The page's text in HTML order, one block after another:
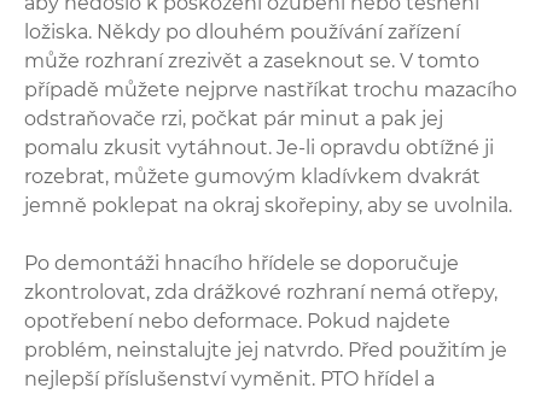
ložiska. Někdy po dlouhém používání zařízení
může rozhraní zrezivět a zaseknout se. V tomto
případě můžete nejprve nastříkat trochu mazacího
odstraňovače rzi, počkat pár minut a pak jej
pomalu zkusit vytáhnout. Je-li opravdu obtížné ji
rozebrat, můžete gumovým kladívkem dvakrát
jemně poklepat na okraj skořepiny, aby se uvolnila.
Po demontáži hnacího hřídele se doporučuje
zkontrolovat, zda drážkové rozhraní nemá otřepy,
opotřebení nebo deformace. Pokud najdete
problém, neinstalujte jej natvrdo. Před použitím je
nejlepší příslušenství vyměnit. PTO hřídel a